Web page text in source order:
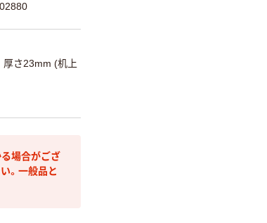
厚さ23mm (机上
る場合がござ
。一般品と